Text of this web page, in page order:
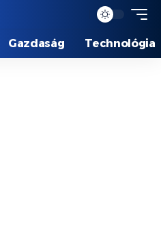
Gazdaság Technológia